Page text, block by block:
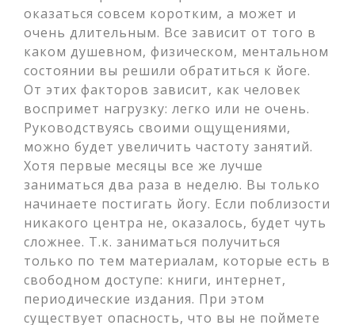
оказаться совсем коротким, а может и
очень длительным. Все зависит от того в
каком душевном, физическом, ментальном
состоянии вы решили обратиться к йоге.
От этих факторов зависит, как человек
воспримет нагрузку: легко или не очень.
Руководствуясь своими ощущениями,
можно будет увеличить частоту занятий.
Хотя первые месяцы все же лучше
заниматься два раза в неделю. Вы только
начинаете постигать йогу. Если поблизости
никакого центра не, оказалось, будет чуть
сложнее. Т.к. заниматься получиться
только по тем материалам, которые есть в
свободном доступе: книги, интернет,
периодические издания. При этом
существует опасность, что вы не поймете